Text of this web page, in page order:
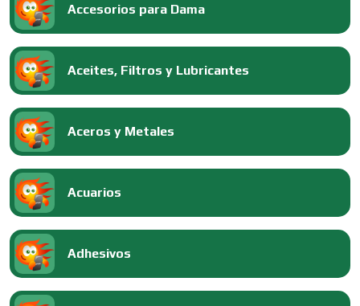
Accesorios para Dama
Aceites, Filtros y Lubricantes
Aceros y Metales
Acuarios
Adhesivos